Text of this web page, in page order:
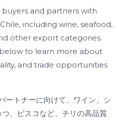
buyers and partners with
including wine, seafood,
other export categories.
to learn more about
and trade opportunities
ートナーに向けて、ワイン、シ
、ピスコなど、チリの高品質